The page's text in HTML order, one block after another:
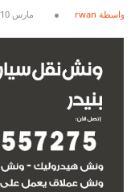
بواسطة rwan مارس 10, 2021